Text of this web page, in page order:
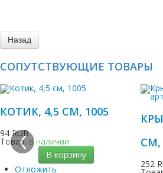
СОПУТСТВУЮЩИЕ ТОВАРЫ
КОТИК, 4,5 СМ, 1005
94 RUB
Товар: в наличии
В корзину
Отложить
СМ,
252
‹